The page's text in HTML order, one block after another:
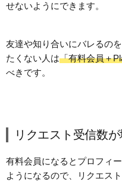
せないようにできます。
友達や知り合いにバレるの
たくない人は「有料会員＋
べきです。
リクエスト受信数が
有料会員になるとプロフィ
ようになるので、リクエス